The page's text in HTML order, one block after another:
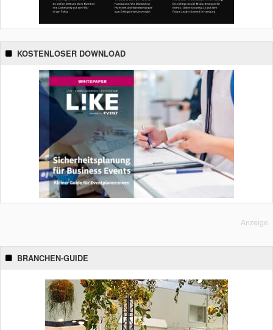
KOSTENLOSER DOWNLOAD
Anzeige
BRANCHEN-GUIDE